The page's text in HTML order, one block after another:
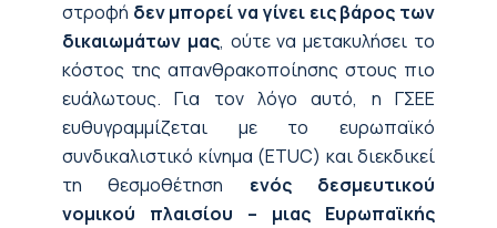
στροφή δεν μπορεί να γίνει εις βάρος των
δικαιωμάτων μας, ούτε να μετακυλήσει το
κόστος της απανθρακοποίησης στους πιο
ευάλωτους. Για τον λόγο αυτό, η ΓΣΕΕ
ευθυγραμμίζεται με το ευρωπαϊκό
συνδικαλιστικό κίνημα (ETUC) και διεκδικεί
τη θεσμοθέτηση ενός
δεσμευτικού
νομικού πλαισίου – μιας Ευρωπαϊκής